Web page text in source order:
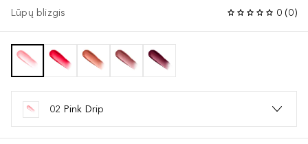
Lūpų blizgis 0 (0)
02 Pink Drip